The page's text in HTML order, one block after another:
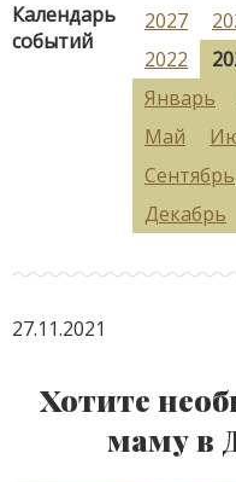
Календарь
событий
2027
2022
Январь
Май
Сентябрь
Декабрь
27.11.2021
Хотите
маму в